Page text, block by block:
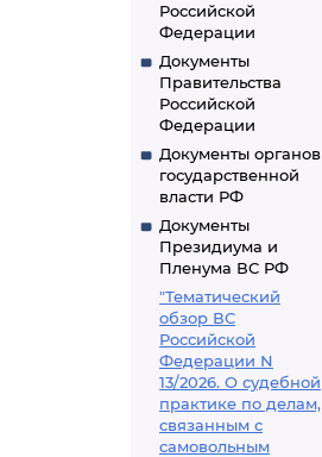
Российской
Федерации
Документы
Правительства
Российской
Федерации
Документы органов
государственной
власти РФ
Документы
Президиума и
Пленума ВС РФ
"Тематический
обзор ВС
Российской
Федерации N
13/2026. О судебной
практике по делам,
связанным с
самовольным